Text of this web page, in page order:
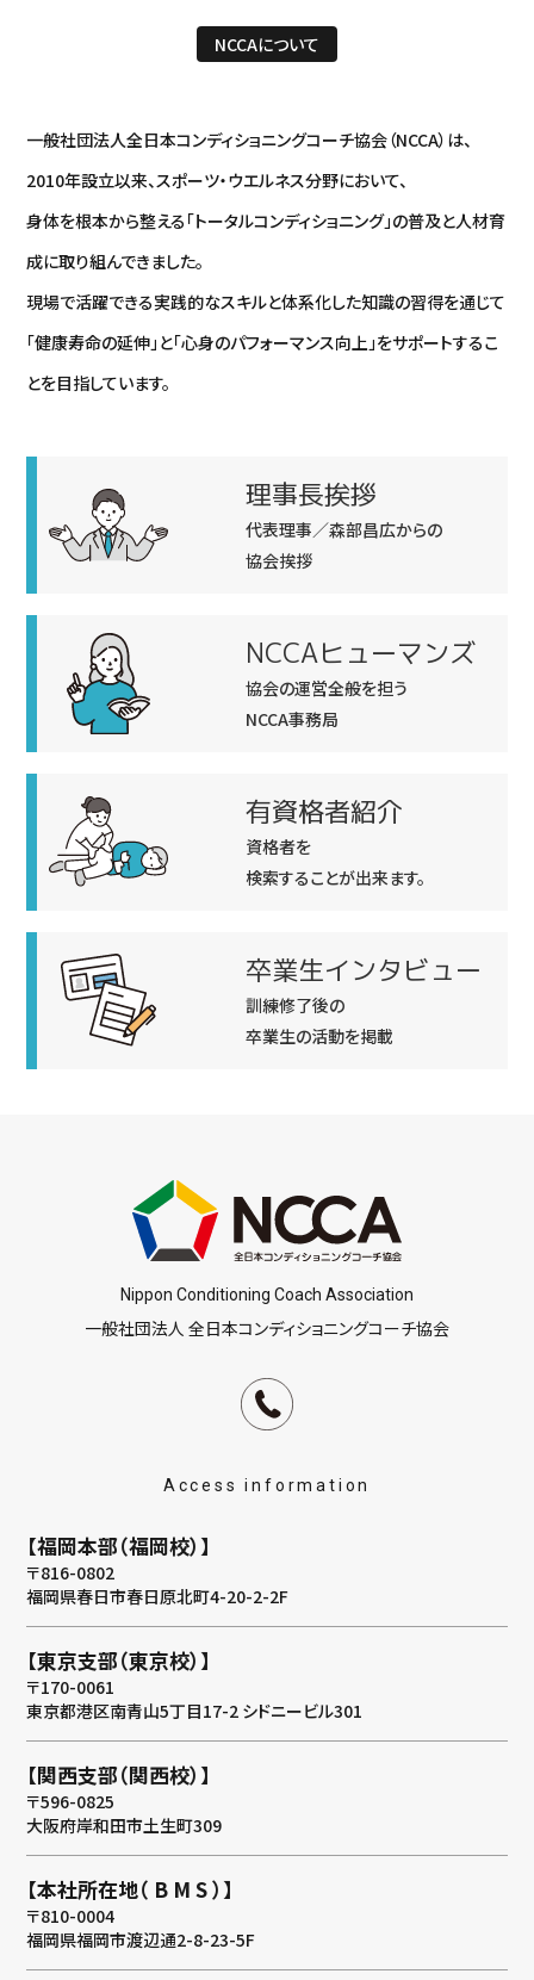
NCCAについて
一般社団法人全日本コンディショニングコーチ協会（NCCA）は、
2010年設立以来、スポーツ・ウエルネス分野において、
身体を根本から整える「トータルコンディショニング」の普及と人材育
成に取り組んできました。
現場で活躍できる実践的なスキルと体系化した知識の習得を通じて
「健康寿命の延伸」と「心身のパフォーマンス向上」をサポートするこ
とを目指しています。
理事長挨拶
代表理事／森部昌広からの
協会挨拶
NCCAヒューマンズ
協会の運営全般を担う
NCCA事務局
有資格者紹介
資格者を
検索することが出来ます。
卒業生インタビュー
訓練修了後の
卒業生の活動を掲載
Nippon Conditioning Coach Association
一般社団法人 全日本コンディショニングコーチ協会
Access information
【福岡本部（福岡校）】
〒816-0802
福岡県春日市春日原北町4-20-2-2F
【東京支部（東京校）】
〒170-0061
東京都港区南青山5丁目17-2 シドニービル301
【関西支部（関西校）】
〒596-0825
大阪府岸和田市土生町309
【本社所在地（ B M S ）】
〒810-0004
福岡県福岡市渡辺通2-8-23-5F